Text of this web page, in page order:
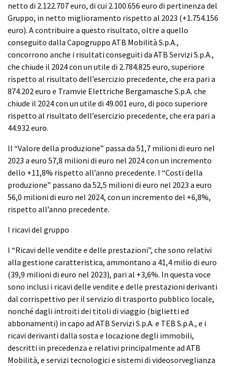
netto di 2.122.707 euro, di cui 2.100.656 euro di pertinenza del
Gruppo, in netto miglioramento rispetto al 2023 (+1.754.156
euro). A contribuire a questo risultato, oltre a quello
conseguito dalla Capogruppo ATB Mobilità S.p.A.,
concorrono anche i risultati conseguiti da ATB Servizi S.p.A.,
che chiude il 2024 con un utile di 2.784.825 euro, superiore
rispetto al risultato dell’esercizio precedente, che era pari a
874.202 euro e Tramvie Elettriche Bergamasche S.p.A. che
chiude il 2024 con un utile di 49.001 euro, di poco superiore
rispetto al risultato dell’esercizio precedente, che era pari a
44.932 euro.
Il “Valore della produzione” passa da 51,7 milioni di euro nel
2023 a euro 57,8 milioni di euro nel 2024 con un incremento
dello +11,8% rispetto all’anno precedente. I “Costi della
produzione” passano da 52,5 milioni di euro nel 2023 a euro
56,0 milioni di euro nel 2024, con un incremento del +6,8%,
rispetto all’anno precedente.
I ricavi del gruppo
I “Ricavi delle vendite e delle prestazioni”, che sono relativi
alla gestione caratteristica, ammontano a 41,4 milio di euro
(39,9 milioni di euro nel 2023), pari al +3,6%. In questa voce
sono inclusi i ricavi delle vendite e delle prestazioni derivanti
dal corrispettivo per il servizio di trasporto pubblico locale,
nonché dagli introiti dei titoli di viaggio (biglietti ed
abbonamenti) in capo ad ATB Servizi S.p.A. e TEB S.p.A., e i
ricavi derivanti dalla sosta e locazione degli immobili,
descritti in precedenza e relativi principalmente ad ATB
Mobilità, e servizi tecnologici e sistemi di videosorveglianza